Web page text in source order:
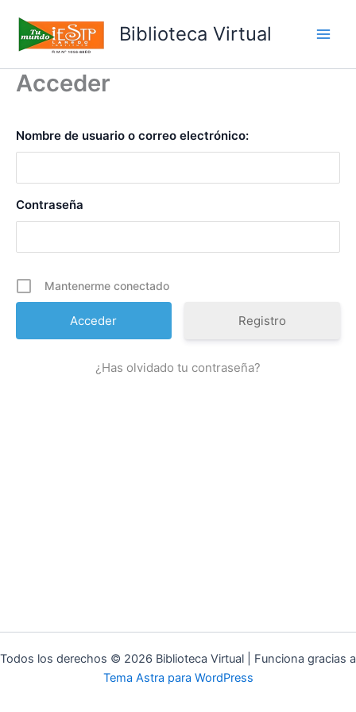
contenido
Biblioteca Virtual
Acceder
Nombre de usuario o correo electrónico:
Contraseña
Mantenerme conectado
Registro
¿Has olvidado tu contraseña?
Todos los derechos © 2026 Biblioteca Virtual | Funciona gracias a
Tema Astra para WordPress